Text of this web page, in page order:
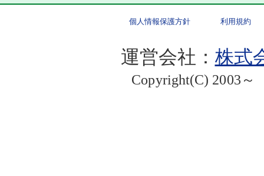
個人情報保護方針 利用規約
運営会社： 株式
Copyright(C) 2003